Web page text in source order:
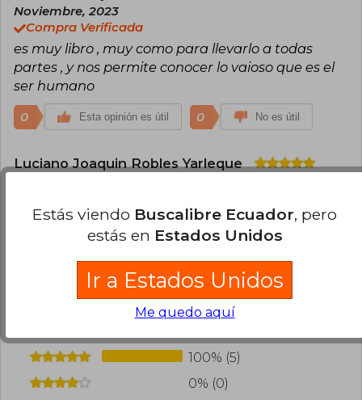
Noviembre, 2023
Compra Verificada
es muy libro , muy como para llevarlo a todas
partes , y nos permite conocer lo vaioso que es el
ser humano
0 Esta opinión es útil 0 No es útil
Luciano Joaquin Robles Yarleque
Este es el verdadero "amig@ date cuenta"
¿Leíste este libro? Inicia sesiónpara poder
agregar tu propia evaluación.
100% (5)
0% (0)
Estás viendo Buscalibre Ecuador, pero
estás en Estados Unidos
Ir a Estados Unidos
Me quedo aquí